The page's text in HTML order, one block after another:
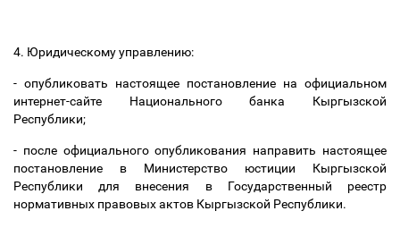
4. Юридическому управлению:
- опубликовать настоящее постановление на официальном
интернет-сайте Национального банка Кыргызской
Республики;
- после официального опубликования направить настоящее
постановление в Министерство юстиции Кыргызской
Республики для внесения в Государственный реестр
нормативных правовых актов Кыргызской Республики.